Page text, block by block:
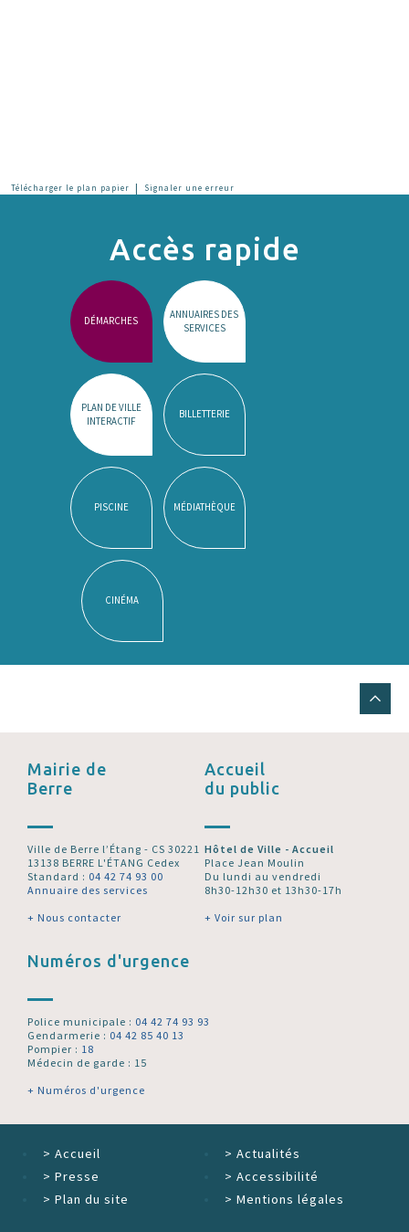
Télécharger le plan papier | Signaler une erreur
Accès rapide
DÉMARCHES
ANNUAIRES DES
SERVICES
PLAN DE VILLE
INTERACTIF
BILLETTERIE
PISCINE MÉDIATHÈQUE
CINÉMA
Mairie de
Berre
Ville de Berre l’Étang - CS 30221
13138 BERRE L'ÉTANG Cedex
Standard : 04 42 74 93 00
Annuaire des services
+ Nous contacter
Accueil
du public
Hôtel de Ville - Accueil
Place Jean Moulin
Du lundi au vendredi
8h30-12h30 et 13h30-17h
+ Voir sur plan
Numéros d'urgence
Police municipale : 04 42 74 93 93
Gendarmerie : 04 42 85 40 13
Pompier : 18
Médecin de garde : 15
+ Numéros d'urgence
> Accueil > Actualités
> Presse > Accessibilité
> Plan du site > Mentions légales